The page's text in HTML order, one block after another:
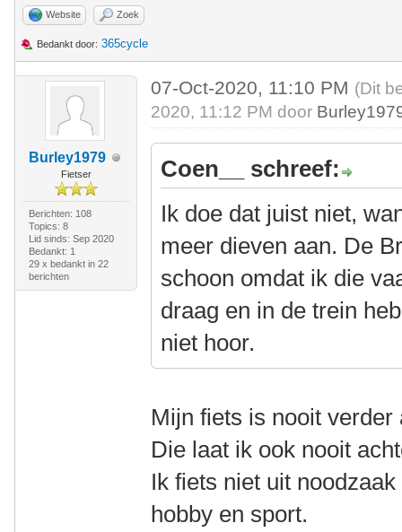
Website Zoek
Bedankt door: 365cycle
Burley1979
Fietser
Berichten: 108
Topics: 8
Lid sinds: Sep 2020
Bedankt: 1
29 x bedankt in 22
berichten
07-Oct-2020, 11:10 PM (Dit
2020, 11:12 PM door
Coen__ schreef:
Ik doe dat juist niet,
meer dieven aan. De
schoon omdat ik die
draag en in de trein
niet hoor.
Mijn fiets is nooit
Die laat ik ook nooit
Ik fiets niet uit
hobby en sport.